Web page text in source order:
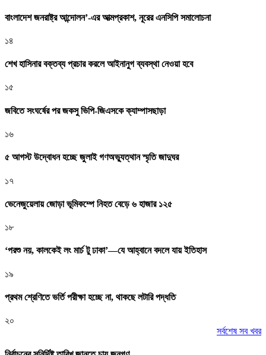
বাংলাদেশ জনরাষ্ট্র আন্দোলন’-এর আত্মপ্রকাশ, নূরের এনসিপি সমালোচনা
১৪
শেখ হাসিনার বক্তব্য প্রচার করলে আইনানুগ ব্যবস্থা নেওয়া হবে
১৫
জবিতে সংঘর্ষের পর জকসু ভিপি-জিএসকে ক্যাম্পাসছাড়া
১৬
৫ আগস্ট উদ্বোধন হচ্ছে জুলাই গণঅভ্যুত্থান স্মৃতি জাদুঘর
১৭
ভেনেজুয়েলায় জোড়া ভূমিকম্পে নিহত বেড়ে ৬ হাজার ১২৫
১৮
‘পরশু নয়, কালকেই লং মার্চ টু ঢাকা’—যে আহ্বানে বদলে যায় ইতিহাস
১৯
প্রথম শ্রেণিতে ভর্তি পরীক্ষা হচ্ছে না, থাকছে লটারি পদ্ধতি
২০
সর্বশেষ সব খবর